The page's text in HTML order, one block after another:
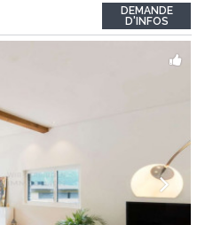
+41 76 507 21 32
DEMANDE
D'INFOS